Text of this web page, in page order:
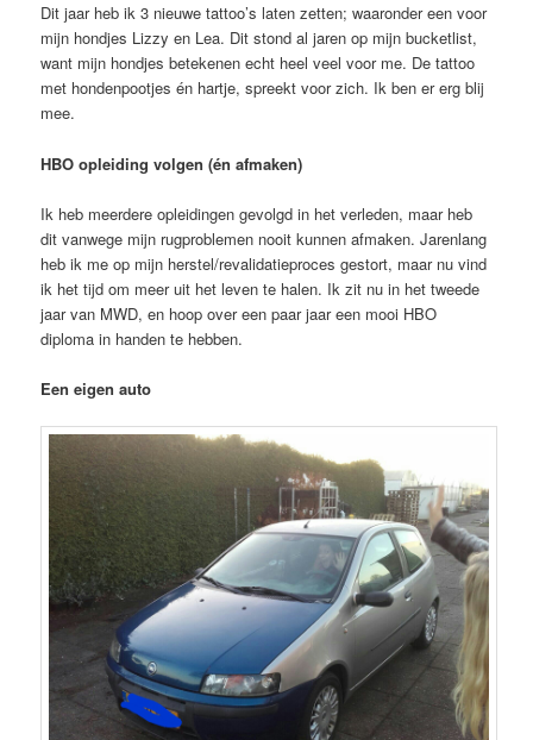
Dit jaar heb ik 3 nieuwe tattoo’s laten zetten; waaronder een voor
mijn hondjes Lizzy en Lea. Dit stond al jaren op mijn bucketlist,
want mijn hondjes betekenen echt heel veel voor me. De tattoo
met hondenpootjes én hartje, spreekt voor zich. Ik ben er erg blij
mee.
HBO opleiding volgen (én afmaken)
Ik heb meerdere opleidingen gevolgd in het verleden, maar heb
dit vanwege mijn rugproblemen nooit kunnen afmaken. Jarenlang
heb ik me op mijn herstel/revalidatieproces gestort, maar nu vind
ik het tijd om meer uit het leven te halen. Ik zit nu in het tweede
jaar van MWD, en hoop over een paar jaar een mooi HBO
diploma in handen te hebben.
Een eigen auto